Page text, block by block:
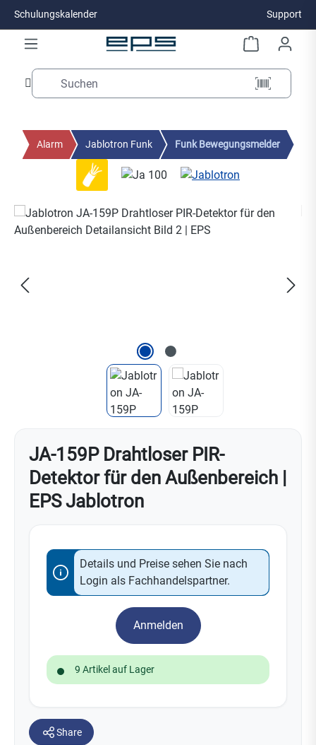
Zum Hauptinhalt springen
Schulungskalender Support
Alarm Jablotron Funk Funk Bewegungsmelder
Bildergalerie überspringen
JA-159P Drahtloser PIR-
Detektor für den Außenbereich |
EPS Jablotron
Details und Preise sehen Sie nach
Login als Fachhandelspartner.
Anmelden
9 Artikel auf Lager
Share